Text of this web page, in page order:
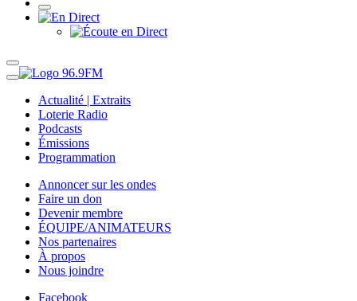
Actualité | Extraits
Loterie Radio
Podcasts
Émissions
Programmation
Annoncer sur les ondes
Faire un don
Devenir membre
ÉQUIPE/ANIMATEURS
Nos partenaires
À propos
Nous joindre
Facebook